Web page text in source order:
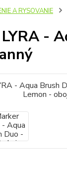
A RYSOVANIE
-